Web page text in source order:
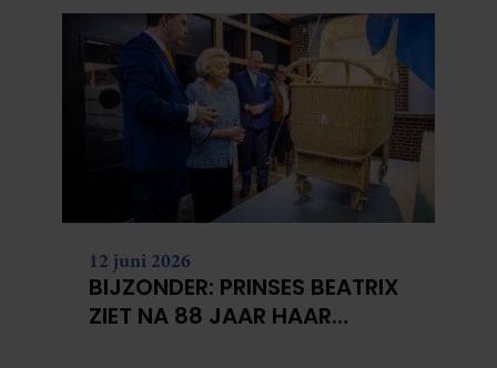
12 juni 2026
BIJZONDER: PRINSES BEATRIX
ZIET NA 88 JAAR HAAR